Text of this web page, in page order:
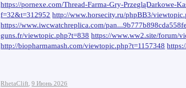
https://pornexe.com/Thread-Farma-Gry-PrzegląDarkowe-
f=32&t=312952 http://www.horsecity.ru/phpBB3/
https://www.iwcwatchreplica.com/
guns.fr/viewtopic.php?t=838 https://www.ww2.site/forum/
http://biopharmamash.com/viewtopic.php?t=1157348
RhetaClift 9 Июнь 2026